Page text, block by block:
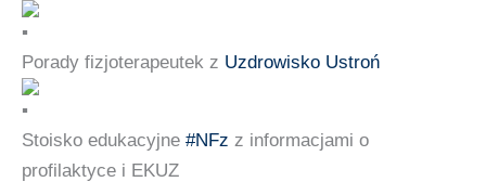
Porady fizjoterapeutek z Uzdrowisko Ustroń
Stoisko edukacyjne #NFz z informacjami o
profilaktyce i EKUZ